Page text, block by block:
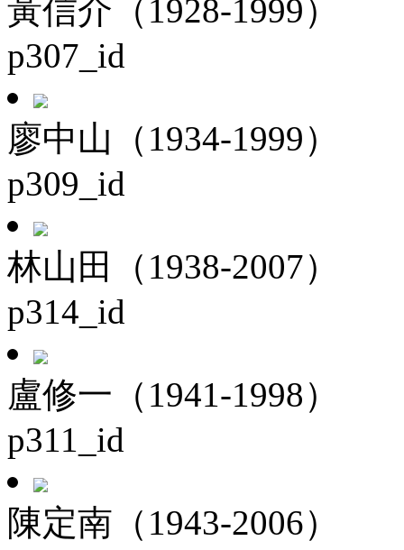
黃信介（1928-1999）
p307_id
廖中山（1934-1999）
p309_id
林山田（1938-2007）
p314_id
盧修一（1941-1998）
p311_id
陳定南（1943-2006）